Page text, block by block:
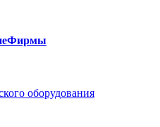
Фирмы
оборудования